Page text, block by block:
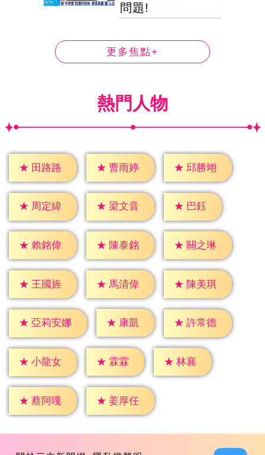
問題!
更多焦點+
熱門人物
★ 田路路 ★ 曹雨婷 ★ 邱勝翊
★ 周定緯 ★ 梁文音 ★ 巴鈺
★ 賴銘偉 ★ 陳泰銘 ★ 關之琳
★ 王國旌 ★ 馬清偉 ★ 陳美琪
★ 亞莉安娜 ★ 康凱 ★ 許常德
★ 小龍女 ★ 霖霖 ★ 林襄
★ 蔡阿嘎 ★ 姜厚任